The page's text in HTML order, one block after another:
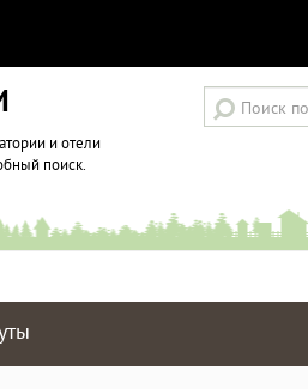
и отели
поиск.